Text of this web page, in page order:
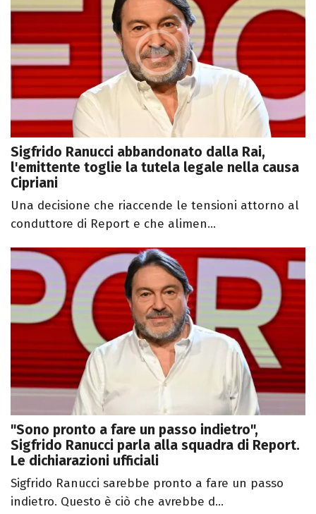
Sigfrido Ranucci abbandonato dalla Rai,
l'emittente toglie la tutela legale nella causa
Cipriani
Una decisione che riaccende le tensioni attorno al
conduttore di Report e che alimen...
"Sono pronto a fare un passo indietro",
Sigfrido Ranucci parla alla squadra di Report.
Le dichiarazioni ufficiali
Sigfrido Ranucci sarebbe pronto a fare un passo
indietro. Questo è ciò che avrebbe d...